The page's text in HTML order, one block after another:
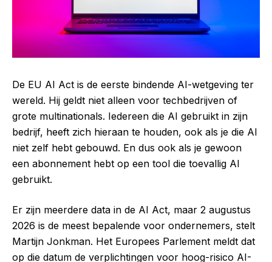
De EU AI Act is de eerste bindende AI-wetgeving ter
wereld. Hij geldt niet alleen voor techbedrijven of
grote multinationals. Iedereen die AI gebruikt in zijn
bedrijf, heeft zich hieraan te houden, ook als je die AI
niet zelf hebt gebouwd. En dus ook als je gewoon
een abonnement hebt op een tool die toevallig AI
gebruikt.
Er zijn meerdere data in de AI Act, maar 2 augustus
2026 is de meest bepalende voor ondernemers, stelt
Martijn Jonkman. Het Europees Parlement meldt dat
op die datum de verplichtingen voor hoog-risico AI-